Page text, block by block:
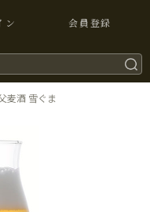
ン 会員登録
麦酒 雪ぐま